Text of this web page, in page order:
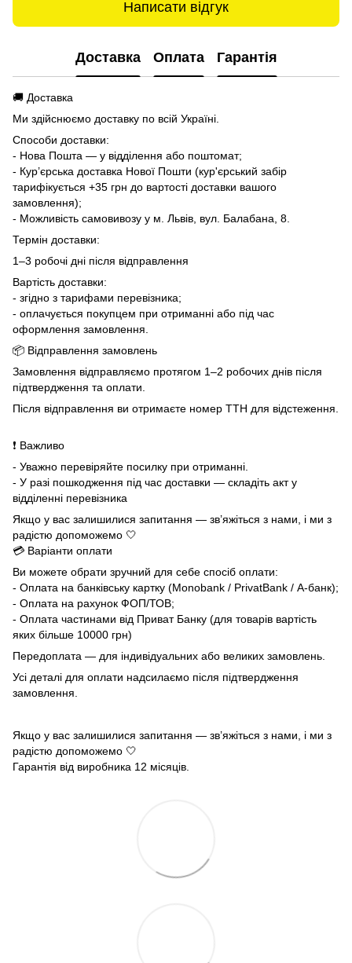
Написати відгук
Доставка Оплата Гарантія
🚚 Доставка
Ми здійснюємо доставку по всій Україні.
Способи доставки:
- Нова Пошта — у відділення або поштомат;
- Кур’єрська доставка Нової Пошти (кур'єрський забір
тарифікується +35 грн до вартості доставки вашого
замовлення);
- Можливість самовивозу у м. Львів, вул. Балабана, 8.
Термін доставки:
1–3 робочі дні після відправлення
Вартість доставки:
- згідно з тарифами перевізника;
- оплачується покупцем при отриманні або під час
оформлення замовлення.
📦 Відправлення замовлень
Замовлення відправляємо протягом 1–2 робочих днів після
підтвердження та оплати.
Після відправлення ви отримаєте номер ТТН для відстеження.
❗ Важливо
- Уважно перевіряйте посилку при отриманні.
- У разі пошкодження під час доставки — складіть акт у
відділенні перевізника
Якщо у вас залишилися запитання — зв’яжіться з нами, і ми з
радістю допоможемо 🤍
💳 Варіанти оплати
Ви можете обрати зручний для себе спосіб оплати:
- Оплата на банківську картку (Monobank / PrivatBank / А-банк);
- Оплата на рахунок ФОП/ТОВ;
- Оплата частинами від Приват Банку (для товарів вартість
яких більше 10000 грн)
Передоплата — для індивідуальних або великих замовлень.
Усі деталі для оплати надсилаємо після підтвердження
замовлення.
Якщо у вас залишилися запитання — зв’яжіться з нами, і ми з
радістю допоможемо 🤍
Гарантія від виробника 12 місяців.